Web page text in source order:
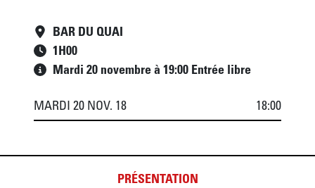
BAR DU QUAI
1H00
Mardi 20 novembre à 19:00 Entrée libre
MARDI 20 NOV. 18 18:00
PRÉSENTATION